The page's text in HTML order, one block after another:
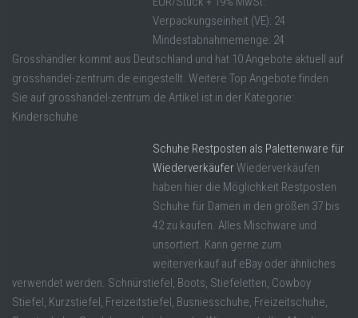
Verpackungseinheit (VE): 24
Mindestabnahmemenge: 24
Grosshändler kommt aus Deutschland und hat 10 Angebote aktuell auf
grosshandel-zentrum.de eingestellt. Weitere Top Angebote finden
Sie auf grosshandel-zentrum.de Artikel ist in der Kategorie:
Kinderschuhe
Schuhe Restposten als Palettenware für
WiederverkäuferWiederverkäufen
haben hier die Möglichkeit Restposten
Schuhe für Damen in den größen 37 bis
42 zu kaufen. Alles Mischware und
unsortiert. Kann gerne zum
weiterverkauf auf eBay oder ähnliches
verwendet werden. Schnürstiefel, Boots, Stiefeletten, Cowboy
Stiefel, Kurzstiefel, Freizeitstiefel, Busniesschuhe, Freizeitschuhe,